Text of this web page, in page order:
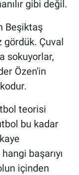
gibi değil.
Beşiktaş
gördük. Çuval
sokuyorlar,
Özen'in
teorisi
bu kadar
başarıyı
içinden